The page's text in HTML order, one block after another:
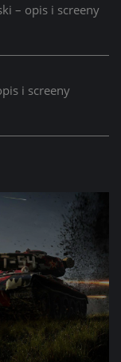
– opis i screeny
i screeny